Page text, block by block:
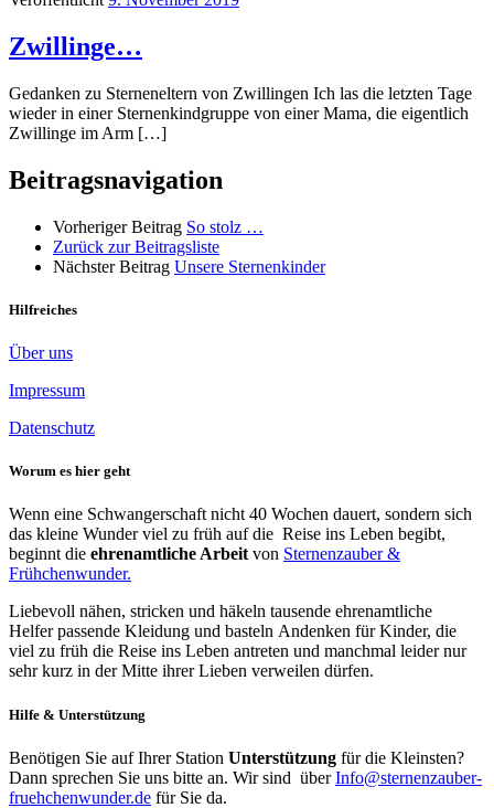
Zwillinge…
Gedanken zu Sterneneltern von Zwillingen Ich las die letzten Tage
wieder in einer Sternenkindgruppe von einer Mama, die eigentlich
Zwillinge im Arm […]
Beitragsnavigation
Vorheriger Beitrag So stolz …
Zurück zur Beitragsliste
Nächster Beitrag Unsere Sternenkinder
Hilfreiches
Über uns
Impressum
Datenschutz
Worum es hier geht
Wenn eine Schwangerschaft nicht 40 Wochen dauert, sondern sich
das kleine Wunder viel zu früh auf die Reise ins Leben begibt,
beginnt die ehrenamtliche Arbeit von Sternenzauber &
Frühchenwunder.
Liebevoll nähen, stricken und häkeln tausende ehrenamtliche
Helfer passende Kleidung und basteln Andenken für Kinder, die
viel zu früh die Reise ins Leben antreten und manchmal leider nur
sehr kurz in der Mitte ihrer Lieben verweilen dürfen.
Hilfe & Unterstützung
Benötigen Sie auf Ihrer Station Unterstützung für die Kleinsten?
Dann sprechen Sie uns bitte an. Wir sind überInfo@sternenzauber-
fruehchenwunder.de für Sie da.